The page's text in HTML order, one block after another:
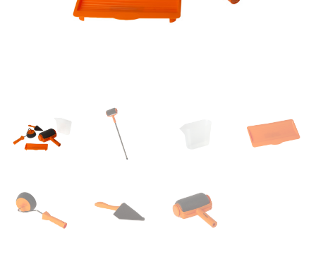
Contacto